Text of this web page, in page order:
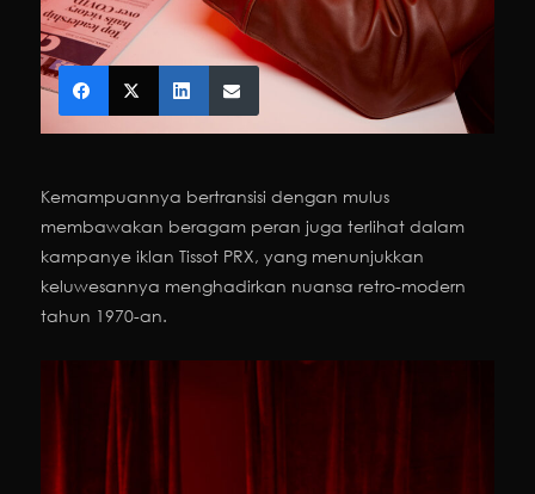
Kemampuannya bertransisi dengan mulus
membawakan beragam peran juga terlihat dalam
kampanye iklan Tissot PRX, yang menunjukkan
keluwesannya menghadirkan nuansa retro-modern
tahun 1970-an.